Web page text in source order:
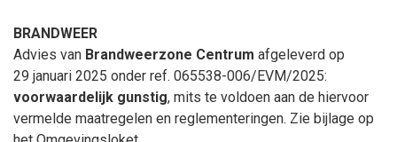
BRANDWEER
Advies van Brandweerzone Centrum afgeleverd op
29 januari 2025 onder ref. 065538-006/EVM/2025:
voorwaardelijk gunstig, mits te voldoen aan de hiervoor
vermelde maatregelen en reglementeringen. Zie bijlage op